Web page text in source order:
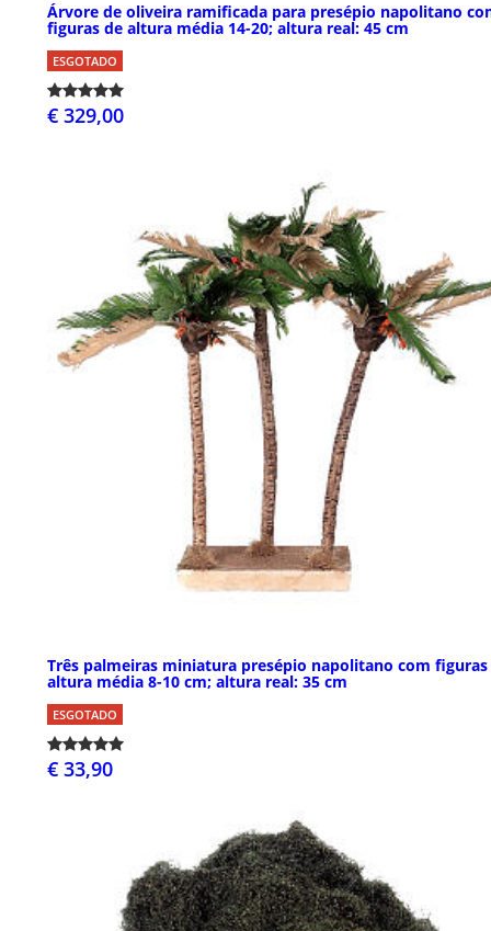
Árvore de oliveira ramificada para presépio napolitano
figuras de altura média 14-20; altura real: 45 cm
ESGOTADO
€ 329,00
Três palmeiras miniatura presépio napolitano com figuras
altura média 8-10 cm; altura real: 35 cm
ESGOTADO
€ 33,90